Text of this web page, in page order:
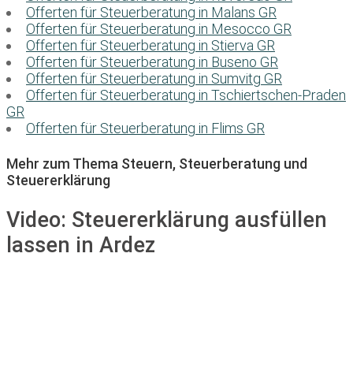
Offerten für Steuerberatung in Malans GR
Offerten für Steuerberatung in Mesocco GR
Offerten für Steuerberatung in Stierva GR
Offerten für Steuerberatung in Buseno GR
Offerten für Steuerberatung in Sumvitg GR
Offerten für Steuerberatung in Tschiertschen-Praden
GR
Offerten für Steuerberatung in Flims GR
Mehr zum Thema Steuern, Steuerberatung und
Steuererklärung
Video: Steuererklärung ausfüllen
lassen in Ardez